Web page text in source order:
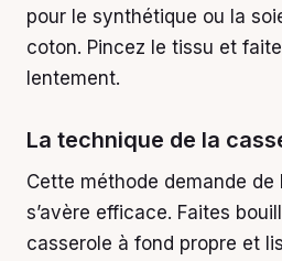
pour le synthétique ou la
coton. Pincez le tissu et
lentement.
La technique de la
Cette méthode demande de
s’avère efficace. Faites
casserole à fond propre et